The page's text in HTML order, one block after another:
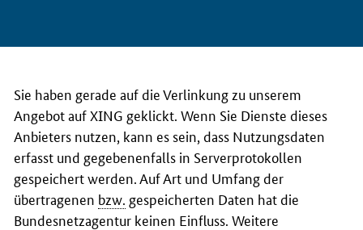
Sie haben gerade auf die Verlinkung zu unserem
Angebot auf XING geklickt. Wenn Sie Dienste dieses
Anbieters nutzen, kann es sein, dass Nutzungsdaten
erfasst und gegebenenfalls in Serverprotokollen
gespeichert werden. Auf Art und Umfang der
übertragenen bzw. gespeicherten Daten hat die
Bundesnetzagentur keinen Einfluss. Weitere